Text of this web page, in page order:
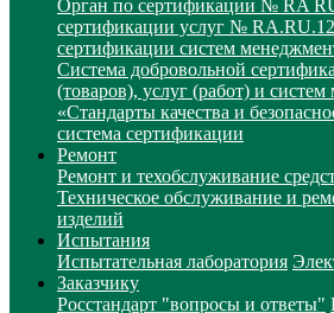
Орган по сертификации № RA
сертификации услуг №
сертификации систем
Система добровольной
(товаров), услуг (работ) и
«Стандарты качества и
система сертификации
Ремонт
Ремонт и техобслуживание
Техническое обслуживание и
изделий
Испытания
Испытательная лаборатория
Заказчику
Росстандарт "вопросы и ответы"